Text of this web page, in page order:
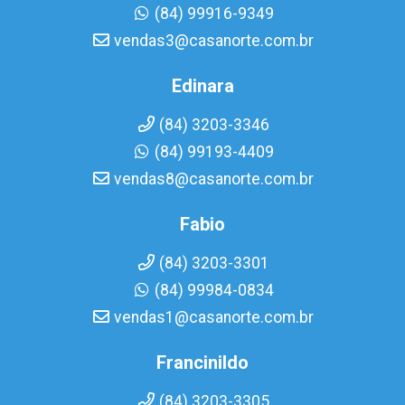
(84) 99916-9349
vendas3@casanorte.com.br
Edinara
(84) 3203-3346
(84) 99193-4409
vendas8@casanorte.com.br
Fabio
(84) 3203-3301
(84) 99984-0834
vendas1@casanorte.com.br
Francinildo
(84) 3203-3305